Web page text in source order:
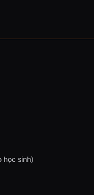
học sinh)